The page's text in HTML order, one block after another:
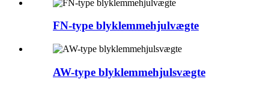
FN-type blyklemmehjulvægte
AW-type blyklemmehjulsvægte